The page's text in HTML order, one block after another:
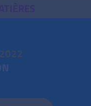
2022